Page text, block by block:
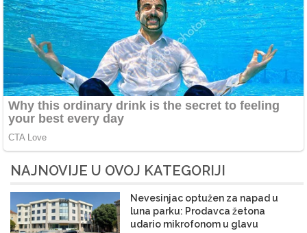
NAJNOVIJE U OVOJ KATEGORIJI
Nevesinjac optužen za napad u
luna parku: Prodavca žetona
udario mikrofonom u glavu